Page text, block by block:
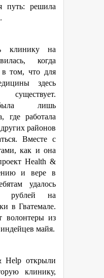
путь: решила
клинику на
когда
в том, что для
здесь
лишь
где работала
районов
Вместе с
как и она
Health &
и вере в
удалось
рублей на
в Гватемале.
волонтеры из
майя.
Help открыли
клинику,